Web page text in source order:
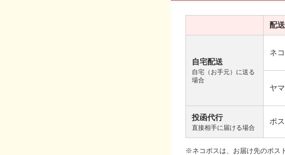
配
自宅配送
自宅（お手元）に送る
場合
ネ
ヤ
投函代行
直接相手に届ける場合
ポ
※ネコポスは、お届け先のポス